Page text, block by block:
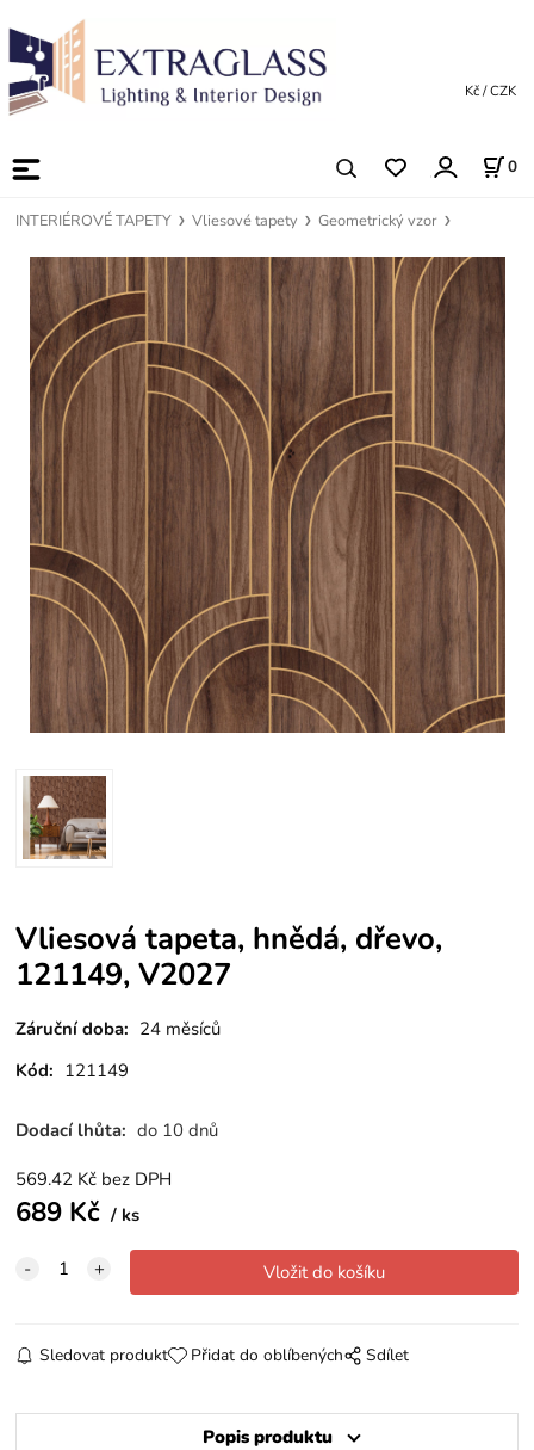
0
Kč / CZK
INTERIÉROVÉ TAPETY Vliesové tapety Geometrický vzor
Vliesová tapeta, hnědá, dřevo,
121149, V2027
Záruční doba: 24 měsíců
Kód: 121149
Dodací lhůta: do 10 dnů
569.42 Kč bez DPH
689 Kč ks
Sledovat produkt Přidat do oblíbených Sdílet
Popis produktu